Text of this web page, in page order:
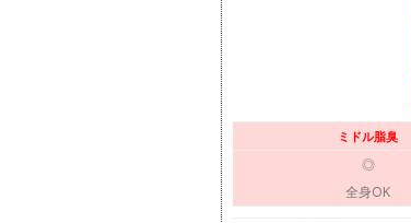
ミドル脂臭
◎
全身OK